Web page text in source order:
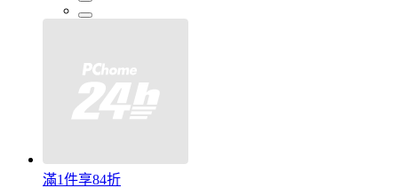
滿1件享84折